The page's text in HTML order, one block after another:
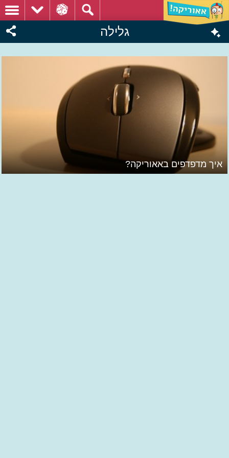
גלילה
איך מדפדפים באאוריקה?